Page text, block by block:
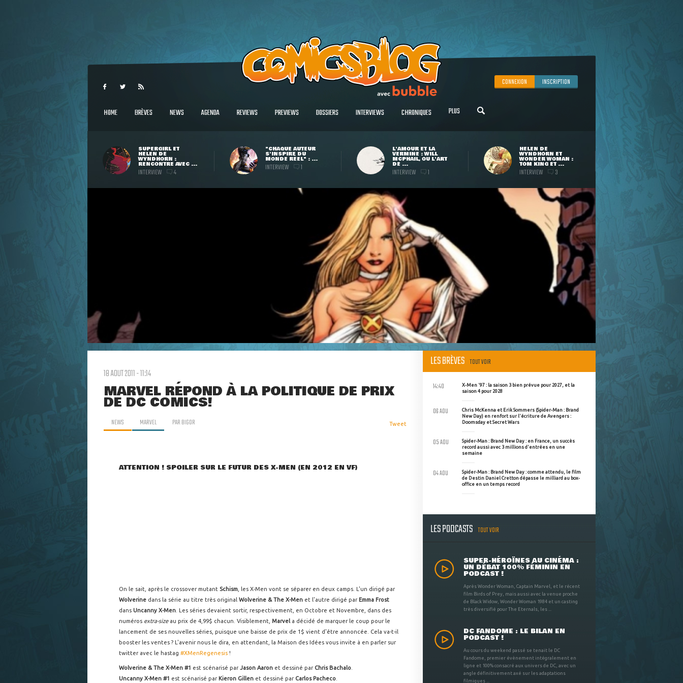
CONNEXION INSCRIPTION
HOME BRÈVES NEWS AGENDA REVIEWS PREVIEWS DOSSIERS INTERVIEWS CHRONIQUES PLUS
SUPERGIRL ET
HELEN DE
WYNDHORN :
RENCONTRE AVEC ...
INTERVIEW 4
"CHAQUE AUTEUR
S'INSPIRE DU
MONDE RÉEL" : ...
INTERVIEW 1
L'AMOUR ET LA
VERMINE : WILL
MCPHAIL, OU L'ART
DE ...
INTERVIEW 1
HELEN DE
WYNDHORN ET
WONDER WOMAN :
TOM KING ET ...
INTERVIEW 3
18 AOUT 2011 - 11:14
MARVEL RÉPOND À LA POLITIQUE DE PRIX
DE DC COMICS!
NEWS MARVEL PARBIGOR Tweet
ATTENTION ! SPOILER SUR LE FUTUR DES X-MEN (EN 2012 EN VF)
On le sait, après le crossover mutant Schism , les X-Men vont se séparer en deux camps. L'un dirigé par
Wolverine dans la série au titre très original Wolverine & The X-Men et l'autre dirigé par Emma Frost
dans Uncanny X-Men . Les séries devaient sortir, respectivement, en Octobre et Novembre, dans des
numéros extra-sizeau prix de 4,99$ chacun. Visiblement, Marvel a décidé de marquer le coup pour le
lancement de ses nouvelles séries, puisque une baisse de prix de 1$ vient d'être annoncée. Cela va-t-il
booster les ventes ? L'avenir nous le dira, en attendant, la Maison des Idées vous invite à en parler sur
twitter avec le hastag #XMenRegenesis !
Wolverine & The X-Men #1 est scénarisé parJason Aaron et dessiné par Chris Bachalo
Uncanny X-Men #1 est scénarisé par Kieron Gillen et dessiné par Carlos Pacheco
LES BRÈVES TOUT VOIR
X-Men '97 : la saison 3 bien prévue pour 2027, et la
saison 4 pour 2028
14:40
Chris McKenna et Erik Sommers (Spider-Man : Brand
New Day) en renfort sur l'écriture de Avengers :
Doomsday et Secret Wars
06 AOU
Spider-Man : Brand New Day : en France, un succès
record aussi avec 3 millions d'entrées en une
semaine
05 AOU
Spider-Man : Brand New Day : comme attendu, le film
de Destin Daniel Cretton dépasse le milliard au box-
office en un temps record
04 AOU
LES PODCASTS TOUT VOIR
SUPER-HÉROÏNES AU CINÉMA :
UN DÉBAT 100% FÉMININ EN
PODCAST !
Après Wonder Woman, Captain Marvel, et le récent
film Birds of Prey, mais aussi avec la venue proche
de Black Widow, Wonder Woman 1984 et un casting
très diversifié pour The Eternals, les ...
DC FANDOME : LE BILAN EN
PODCAST !
Au cours du weekend passé se tenait le DC
Fandome, premier évènement intégralement en
ligne et 100% consacré aux univers de DC, avec un
angle définitivement axé sur les adaptations
filmiques ...